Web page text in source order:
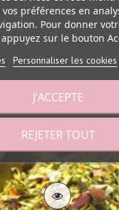
préférences en
Pour donner
sur le bouton
Personnaliser les cookies
REJETER TOUT
J'ACCEPTE